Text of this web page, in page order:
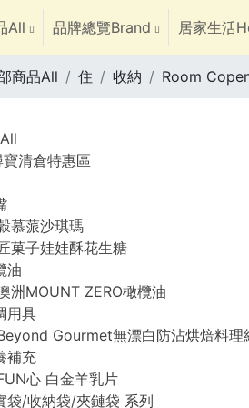
All 品牌總覽Brand 居家生活
商品All 住 收納 Room
清倉特惠區
慕蒎沙琪瑪
菓子娃娃酥花生糖
油
洲MOUNT ZERO橄欖油
用具
Gourmet無漂白防沾烘焙料理
補充
心 白金羊乳片
袋/收納袋/夾鏈袋 系列